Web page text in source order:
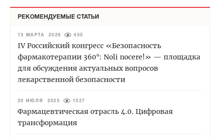
РЕКОМЕНДУЕМЫЕ СТАТЬИ
13 МАРТА 2026 455
IV Российский конгресс «Безопасность
фармакотерапии 360°: Noli nocere!» — площадка
для обсуждения актуальных вопросов
лекарственной безопасности
20 ИЮЛЯ 2025 1527
Фармацевтическая отрасль 4.0. Цифровая
трансформация